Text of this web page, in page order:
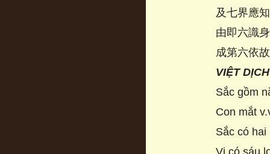
及七界應
由即六識
成第六依
VIỆT DỊCH
Sắc gồm
Con mắt
Sắc có
Vị có sáu